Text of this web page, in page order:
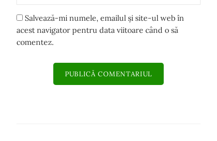
Salvează-mi numele, emailul și site-ul web în
acest navigator pentru data viitoare când o să
comentez.